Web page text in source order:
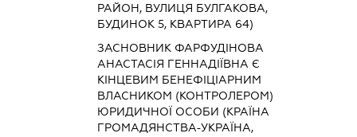
РАЙОН, ВУЛИЦЯ БУЛГАКОВА,
БУДИНОК 5, КВАРТИРА 64)
ЗАСНОВНИК ФАРФУДІНОВА
АНАСТАСІЯ ГЕННАДІЇВНА Є
КІНЦЕВИМ БЕНЕФІЦІАРНИМ
ВЛАСНИКОМ (КОНТРОЛЕРОМ)
ЮРИДИЧНОЇ ОСОБИ (КРАЇНА
ГРОМАДЯНСТВА-УКРАЇНА,